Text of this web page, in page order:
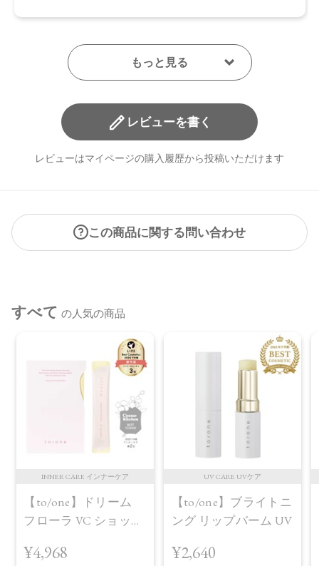
レビューを書く
レビューはマイページの購入履歴から投稿いただけます
この商品に関する問い合わせ
すべて の人気の商品
INNER CARE インナーケア
【to/one】ドリーム
フローラ VC ショット
¥4,968
UV CARE UVケア
【to/one】ブライトニ
ング リップバーム UV
¥2,640